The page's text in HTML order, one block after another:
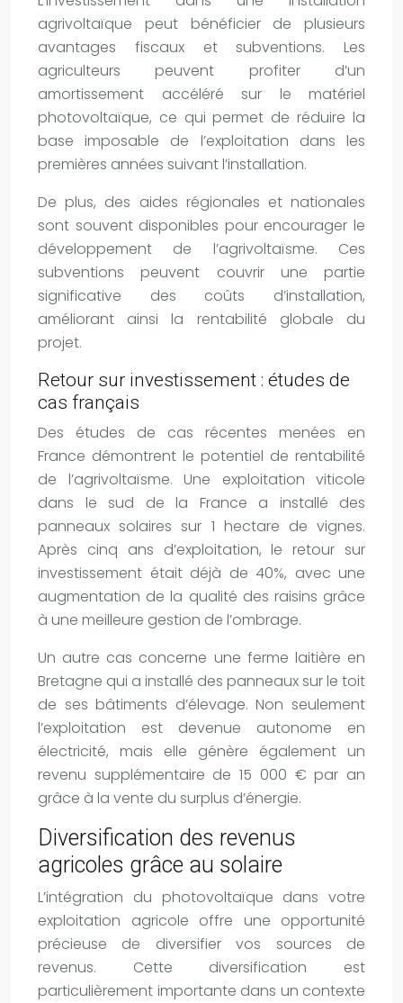
agrivoltaïque peut bénéficier de plusieurs
avantages fiscaux et subventions. Les
agriculteurs peuvent profiter d’un
amortissement accéléré sur le matériel
photovoltaïque, ce qui permet de réduire la
base imposable de l’exploitation dans les
premières années suivant l’installation.
De plus, des aides régionales et nationales
sont souvent disponibles pour encourager le
développement de l’agrivoltaïsme. Ces
subventions peuvent couvrir une partie
significative des coûts d’installation,
améliorant ainsi la rentabilité globale du
projet.
Retour sur investissement : études de
cas français
Des études de cas récentes menées en
France démontrent le potentiel de rentabilité
de l’agrivoltaïsme. Une exploitation viticole
dans le sud de la France a installé des
panneaux solaires sur 1 hectare de vignes.
Après cinq ans d’exploitation, le retour sur
investissement était déjà de 40%, avec une
augmentation de la qualité des raisins grâce
à une meilleure gestion de l’ombrage.
Un autre cas concerne une ferme laitière en
Bretagne qui a installé des panneaux sur le toit
de ses bâtiments d’élevage. Non seulement
l’exploitation est devenue autonome en
électricité, mais elle génère également un
revenu supplémentaire de 15 000 € par an
grâce à la vente du surplus d’énergie.
Diversification des revenus
agricoles grâce au solaire
L’intégration du photovoltaïque dans votre
exploitation agricole offre une opportunité
précieuse de diversifier vos sources de
revenus. Cette diversification est
particulièrement importante dans un contexte